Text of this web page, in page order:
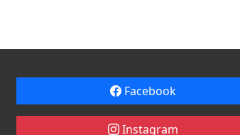
Facebook
Instagram